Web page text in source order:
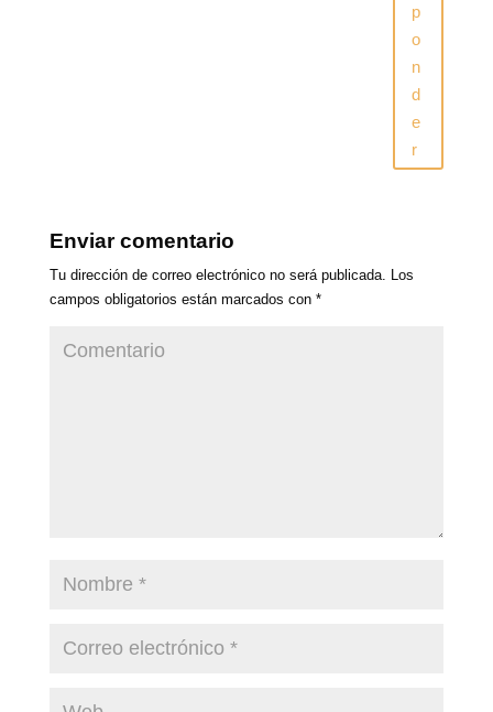
p
o
n
d
e
r
Enviar comentario
Tu dirección de correo electrónico no será publicada. Los
campos obligatorios están marcados con *